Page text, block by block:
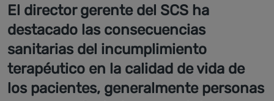
El director gerente del SCS ha
destacado las consecuencias
sanitarias del incumplimiento
terapéutico en la calidad de vida de
los pacientes, generalmente personas